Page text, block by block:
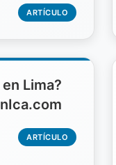
ARTÍCULO
Lima?
ARTÍCULO